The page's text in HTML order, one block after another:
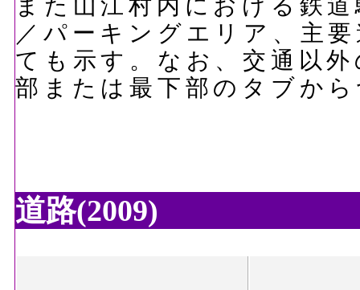
また山江村内における鉄
／パーキングエリア、主
ても示す。なお、交通以
部または最下部のタブか
道路(2009)